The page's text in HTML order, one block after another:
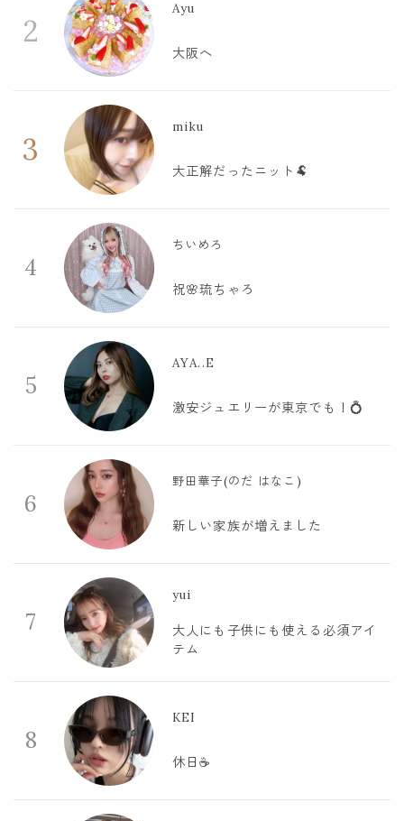
2
Ayu
大阪へ
3
miku
大正解だったニット🐏
4
ちいめろ
祝🌸琉ちゃろ
5
AYA..E
激安ジュエリーが東京でも！💍
6
野田華子(のだ はなこ)
新しい家族が増えました
7
yui
大人にも子供にも使える必須アイ
テム
8
KEI
休日☕️